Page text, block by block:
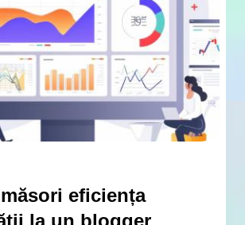
eficiența
la un blogger